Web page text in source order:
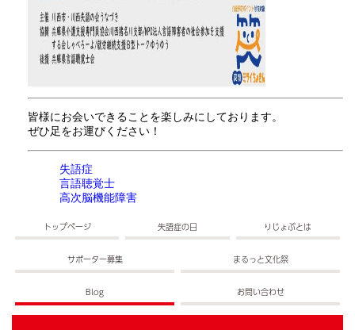
皆様にお会いできることを楽しみにしております。
ぜひ足をお運びください！
失語症
言語聴覚士
高次脳機能障害
トップページ 失語症の日 りじょぶとは
サポーター募集 まるっと文化祭
Blog お問い合わせ